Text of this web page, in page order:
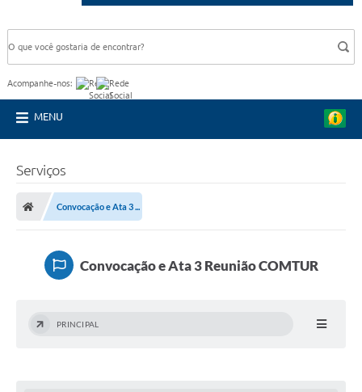
Acompanhe-nos:
MENU
Serviços
Convocação e Ata 3 ...
Convocação e Ata 3 Reunião COMTUR
PRINCIPAL